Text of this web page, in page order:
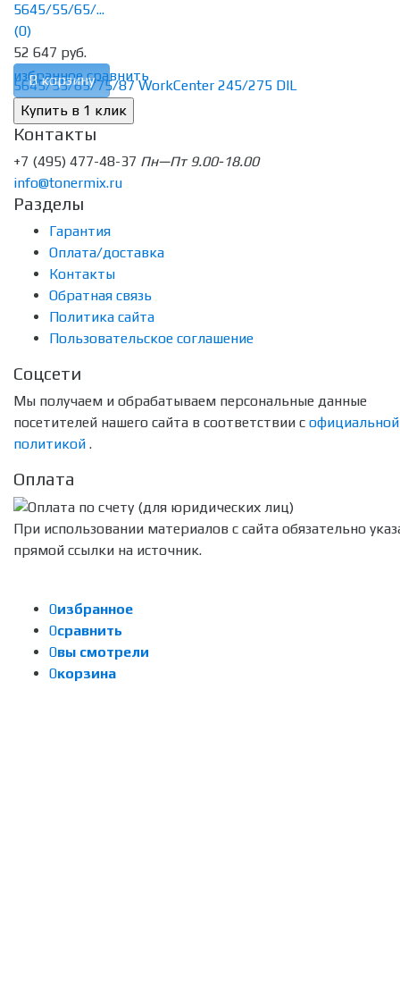
избранное сравнить
5645/55/65/...
(0)
52 647 руб.
В корзину
Контакты
+7 (495) 477-48-37 Пн—Пт 9.00-18.00
info@tonermix.ru
Разделы
Гарантия
Оплата/доставка
Контакты
Обратная связь
Политика сайта
Пользовательское соглашение
Соцсети
Мы получаем и обрабатываем персональные данные
посетителей нашего сайта в соответствии с официальной
политикой .
Оплата
При использовании материалов с сайта обязательно
прямой ссылки на источник.
0избранное
0сравнить
0вы смотрели
0корзина